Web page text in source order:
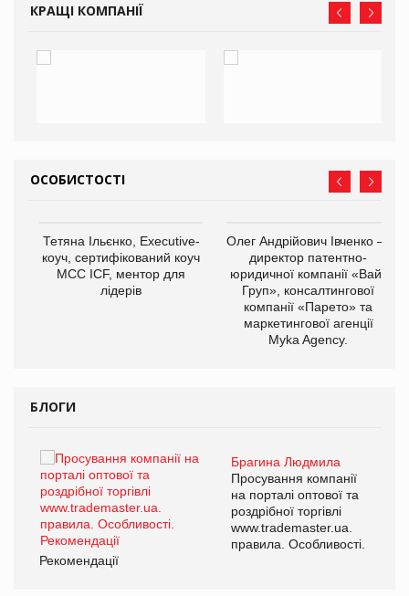
КРАЩІ КОМПАНІЇ
ОСОБИСТОСТІ
Тетяна Ільєнко, Executive-
коуч, сертифікований коуч
МСС ICF, ментор для
лідерів
Олег Андрійович Івченко —
директор патентно-
юридичної компанії «Вайз
Груп», консалтингової
компанії «Парето» та
маркетингової агенції
Myka Agency.
БЛОГИ
Брагина Людмила
Просування компанії
на порталі оптової та
роздрібної торгівлі
www.trademaster.ua.
правила. Особливості.
Рекомендації